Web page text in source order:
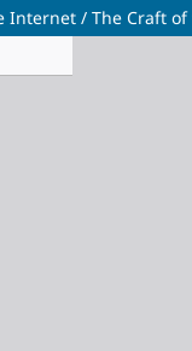
Internet / The Craft